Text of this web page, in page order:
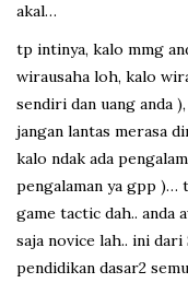
akal…
tp intinya, kalo mmg
wirausaha loh, kalo
sendiri dan uang anda
jangan lantas merasa
kalo ndak ada
pengalaman ya gpp
game tactic dah.. anda
saja novice lah.. ini dari
pendidikan dasar2